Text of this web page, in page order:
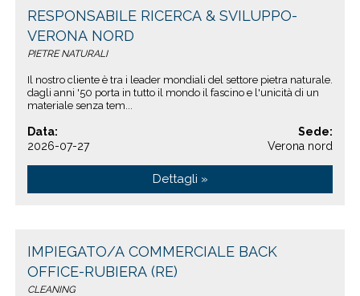
RESPONSABILE RICERCA & SVILUPPO-
VERONA NORD
PIETRE NATURALI
Il nostro cliente è tra i leader mondiali del settore pietra naturale.
dagli anni '50 porta in tutto il mondo il fascino e l'unicità di un
materiale senza tem...
Data:
2026-07-27
Sede:
Verona nord
Dettagli »
IMPIEGATO/A COMMERCIALE BACK
OFFICE-RUBIERA (RE)
CLEANING